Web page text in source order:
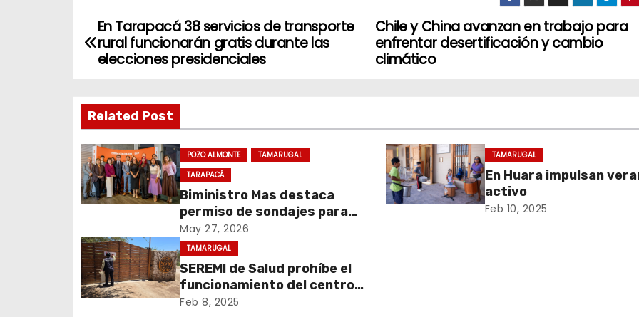
N
e
g
a
c
i
ó
n
Chile y China avanzan en trabajo para
enfrentar desertificación y cambio
climático
En Tarapacá 38 servicios de transporte
rural funcionarán gratis durante las
elecciones presidenciales
Related Post
POZO ALMONTE
TAMARUGAL
TARAPACÁ
Biministro Mas destaca
permiso de sondajes para
Cerro Colorado
May 27, 2026
TAMARUGAL
En Huara impulsan
activo
Feb 10, 2025
TAMARUGAL
SEREMI de Salud prohíbe el
funcionamiento del centro
recreativo Tantakuy
Feb 8, 2025